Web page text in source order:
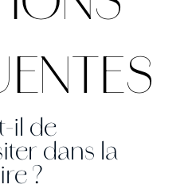
il de
dans la
?